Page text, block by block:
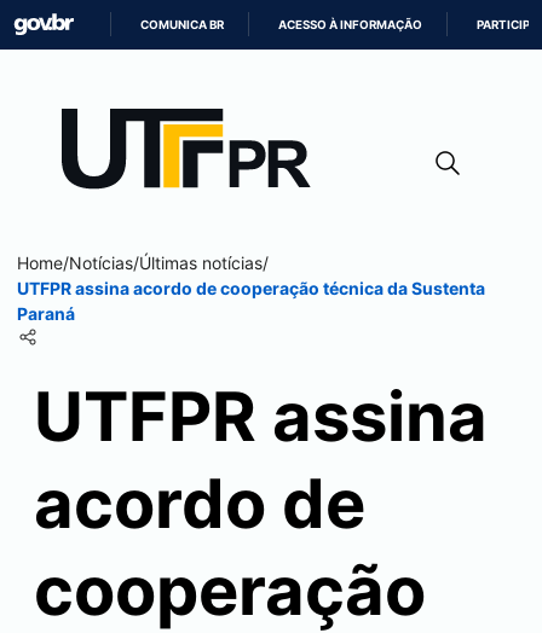
CONTEÚDO
COMUNICA BR ACESSO À INFORMAÇÃO PARTICIPE
Home/Notícias/Últimas notícias/
UTFPR assina acordo de cooperação técnica da Sustenta
Paraná
UTFPR assina
acordo de
cooperação